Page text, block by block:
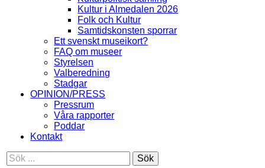
Kultur i Almedalen 2026
Folk och Kultur
Samtidskonsten sporrar
Ett svenskt museikort?
FAQ om museer
Styrelsen
Valberedning
Stadgar
OPINION/PRESS
Pressrum
Våra rapporter
Poddar
Kontakt
Sök